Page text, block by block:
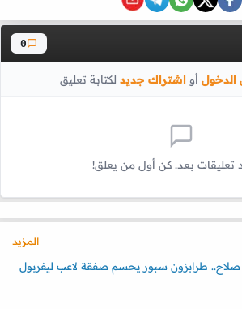
0
أواشتراك جديد لكتابة تعليق
تعليقات بعد. كن أول من يعلق!
المزيد
صلاح.. طرابزون سبور يحسم صفقة لاعب ليفربول